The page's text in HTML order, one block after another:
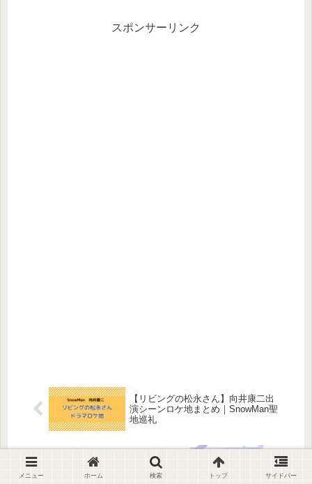
スポンサーリンク
【リビングの松永さん】向井康二出
演シーンロケ地まとめ｜SnowMan聖
地巡礼
【すのちゅーぶ】岩本照＆深澤辰哉
が沖縄ロケ｜『Symmetry』
SnowMan聖地巡礼
メニュー ホーム 検索 トップ サイドバー